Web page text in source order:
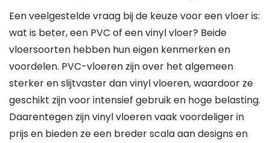
Een veelgestelde vraag bij de keuze voor een vloer is:
wat is beter, een PVC of een vinyl vloer? Beide
vloersoorten hebben hun eigen kenmerken en
voordelen. PVC-vloeren zijn over het algemeen
sterker en slijtvaster dan vinyl vloeren, waardoor ze
geschikt zijn voor intensief gebruik en hoge belasting.
Daarentegen zijn vinyl vloeren vaak voordeliger in
prijs en bieden ze een breder scala aan designs en